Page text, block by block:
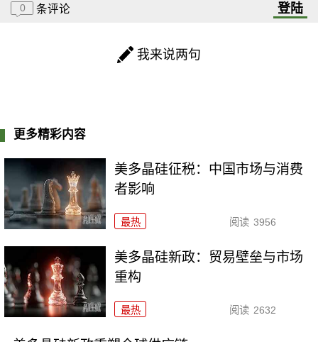
0 条评论 登陆
我来说两句
更多精彩内容
美多晶硅征税：中国市场与消费
者影响
最热 阅读 3956
美多晶硅新政：贸易壁垒与市场
重构
最热 阅读 2632